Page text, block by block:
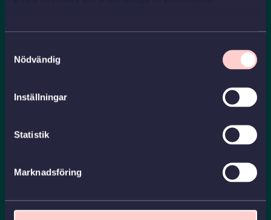
Nödvändig
Inställningar
Statistik
Marknadsföring
miljöer. Därför är frågor som arbetsmiljö, hälsa och säkerhet
Medarbetarutveckling
stora möjligheter att utvecklas och göra karriär hos oss på
Assemblin. Vi har ett väl utvecklat lärlingssystem och ett
internrekryteringar vid chefstillsättningar är hög i hela
Assemblin är en decentraliserad verksamhet. Några viktiga
hörnstenar har vi dock gemensamt – våra gemensamma